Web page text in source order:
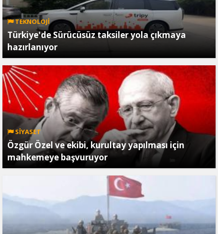
TEKNOLOJİ
Türkiye'de Sürücüsüz taksiler yola çıkmaya
hazırlanıyor
SİYASET
Özgür Özel ve ekibi, kurultay yapılması için
mahkemeye başvuruyor